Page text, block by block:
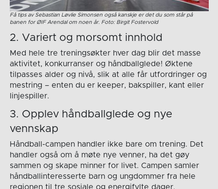
Få tips av Sebastian Løvlie Simonsen også kanskje er det du som står på
banen for ØIF Arendal om noen år. Foto: Birgit Fostervold
2. Variert og morsomt innhold
Med hele tre treningsøkter hver dag blir det masse
aktivitet, konkurranser og håndballglede! Øktene
tilpasses alder og nivå, slik at alle får utfordringer og
mestring – enten du er keeper, bakspiller, kant eller
linjespiller.
3. Opplev håndballglede og nye
vennskap
Håndball-campen handler ikke bare om trening. Det
handler også om å møte nye venner, ha det gøy
sammen og skape minner for livet. Campen samler
håndballinteresserte barn og ungdommer fra hele
regionen til tre sosiale og energifylte dager.